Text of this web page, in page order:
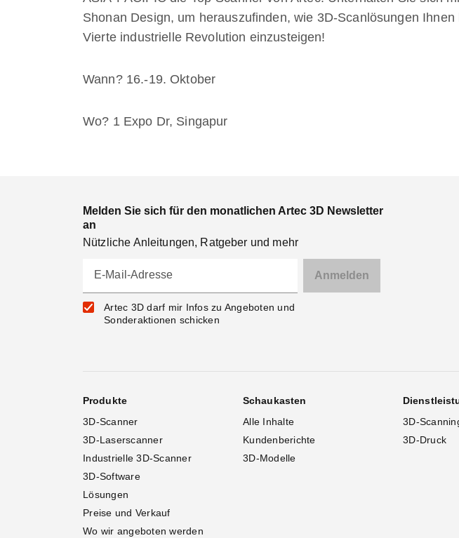
Shonan Design, um herauszufinden, wie 3D-Scanlösungen
Vierte industrielle Revolution einzusteigen!
Wann? 16.-19. Oktober
Wo? 1 Expo Dr, Singapur
Melden Sie sich für den monatlichen Artec 3D Newsletter
an
Nützliche Anleitungen, Ratgeber und mehr
E-Mail-Adresse
Artec 3D darf mir Infos zu Angeboten und
Sonderaktionen schicken
Produkte
3D-Scanner
3D-Laserscanner
Industrielle 3D-Scanner
3D-Software
Lösungen
Preise und Verkauf
Wo wir angeboten werden
Schaukasten
Alle Inhalte
Kundenberichte
3D-Modelle
3D-
3D-Druck